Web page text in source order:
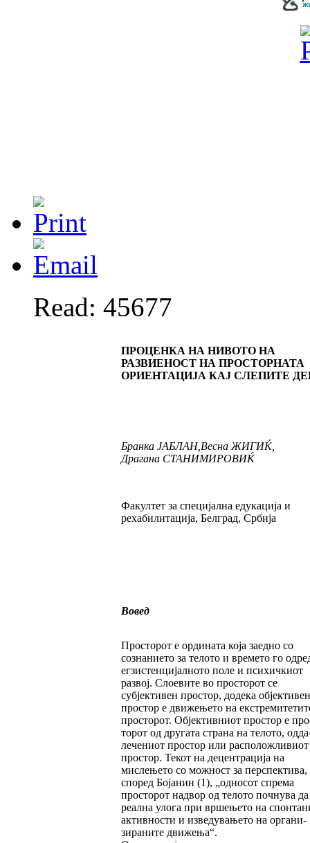
Read: 45677
ПРОЦЕНКА НА НИВОТО НА
РАЗВИЕНОСТ НА ПРОСТОРНАТА
ОРИЕНТАЦИЈА КАЈ СЛЕПИТЕ
Бранка ЈАБЛАН, ВеснаЖИГИЌ,
Драгана СТАНИМИРОВИЌ
Факултет за специјална едукација и
рехабилитација, Белград, Србија
Вовед
Просторот е ордината која заедно со
сознанието за телото и времето го
егзистен­ци­јал­но­то поле и психичкиот
развој. Слоевите во прос­­­­торот се
субјективен простор, додека об­јек­тивен
простор е движењето на
просторот. Објективниот простор е
торот од другата страна на телото,
лечениот простор или расположливиот
прос­тор. Текот на децентрација на
мислењето со мож­ност за перспектива,
според Бојанин (1), „односот спрема
просторот надвор од телото почнува
реална улога при вршењето на
активности и изведувањето на орга­ни­
зираните движења“.